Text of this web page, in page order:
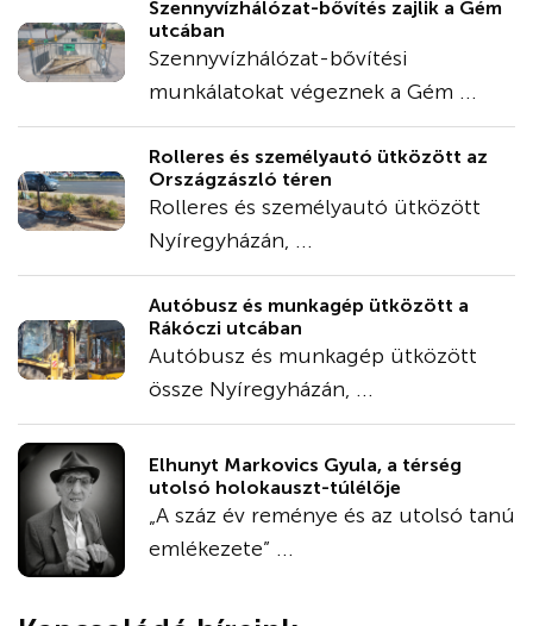
Szennyvízhálózat-bővítés zajlik a Gém
utcában
Szennyvízhálózat-bővítési
munkálatokat végeznek a Gém ...
Rolleres és személyautó ütközött az
Országzászló téren
Rolleres és személyautó ütközött
Nyíregyházán, ...
Autóbusz és munkagép ütközött a
Rákóczi utcában
Autóbusz és munkagép ütközött
össze Nyíregyházán, ...
Elhunyt Markovics Gyula, a térség
utolsó holokauszt-túlélője
„A száz év reménye és az utolsó tanú
emlékezete” ...